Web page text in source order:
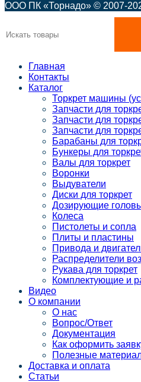
ООО ПК «Торнадо» © 2007-
Главная
Контакты
Каталог
Торкрет машины
Запчасти для
Запчасти для
Запчасти для
Барабаны для
Бункеры для
Валы для торкрет
Воронки
Выдуватели
Диски для торкрет
Дозирующие
Колеса
Пистолеты и сопла
Плиты и пластины
Привода и
Распределители
Рукава для торкрет
Комплектующие и
Видео
О компании
О нас
Вопрос/Ответ
Документация
Как оформить
Полезные
Доставка и оплата
Статьи